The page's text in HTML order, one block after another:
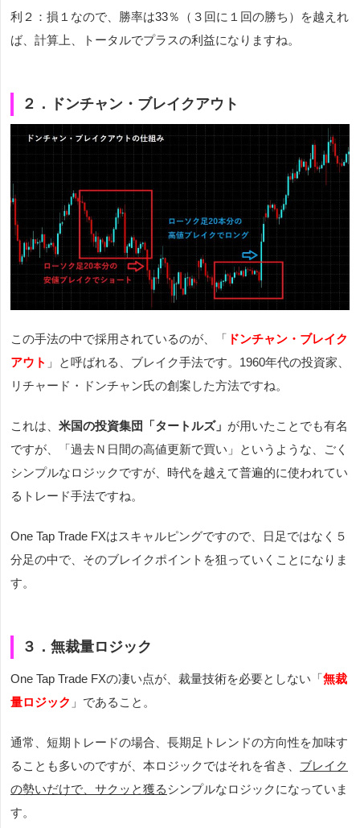
利２：損１なので、勝率は33％（３回に１回の勝ち）を越えれ
ば、計算上、トータルでプラスの利益になりますね。
２．ドンチャン・ブレイクアウト
この手法の中で採用されているのが、「 ドンチャン・ブレイク
アウト 」と呼ばれる、ブレイク手法です。1960年代の投資家、
リチャード・ドンチャン氏の創案した方法ですね。
これは、 米国の投資集団「タートルズ」 が用いたことでも有名
ですが、「過去Ｎ日間の高値更新で買い」というような、ごく
シンプルなロジックですが、時代を越えて普遍的に使われてい
るトレード手法ですね。
One Tap Trade FXはスキャルピングですので、日足ではなく５
分足の中で、そのブレイクポイントを狙っていくことになりま
す。
３．無裁量ロジック
One Tap Trade FXの凄い点が、裁量技術を必要としない「無裁
量ロジック 」であること。
通常、短期トレードの場合、長期足トレンドの方向性を加味す
ることも多いのですが、本ロジックではそれを省き、 ブレイク
の勢いだけで、サクッと獲るシンプルなロジックになっていま
す。